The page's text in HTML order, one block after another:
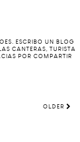
ESCRIBO UN BLOG
CANTERAS, TURISTA
POR COMPARTIR
OLDER